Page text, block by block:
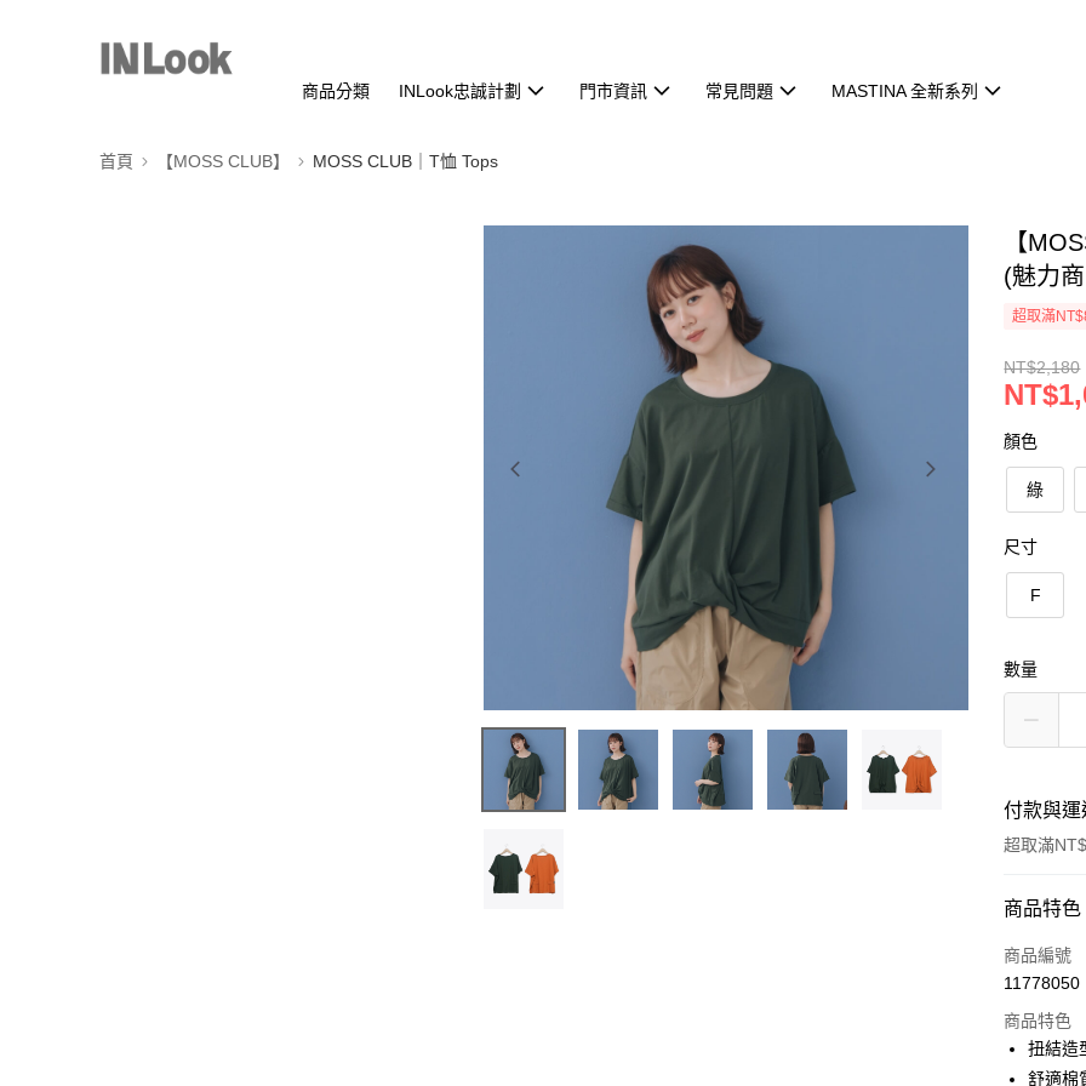
商品分類 INLook忠誠計劃 門市資訊 常見問題 MASTINA 全新系列
首頁 【MOSS CLUB】 MOSS CLUB｜T恤 Tops
【
(魅力
超取滿
NT$2,180
顏色
綠
尺寸
F
數量
付款與
超取滿
付款方式
信用卡一
3 期 0
合作金
6 期 0
商品特色
商品編號
11778050
商品特色
扭結造
舒適棉